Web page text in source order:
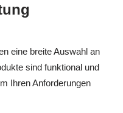
eine breite Auswahl an
sind funktional und
Ihren Anforderungen